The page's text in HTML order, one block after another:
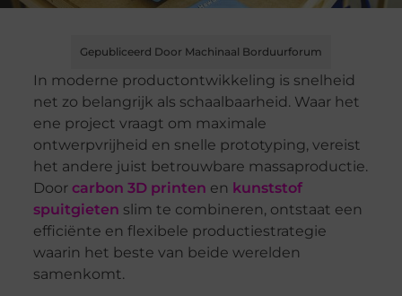
Gepubliceerd Door Machinaal Borduurforum
In moderne productontwikkeling is snelheid
net zo belangrijk als schaalbaarheid. Waar het
ene project vraagt om maximale
ontwerpvrijheid en snelle prototyping, vereist
het andere juist betrouwbare massaproductie.
Doorcarbon 3D printen en kunststof
spuitgieten slim te combineren, ontstaat een
efficiënte en flexibele productiestrategie
waarin het beste van beide werelden
samenkomt.